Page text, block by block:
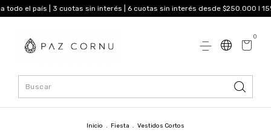
cuotas sin interés | 6 cuotas sin interés desde $250.000 I 15% OFF
0
Inicio . Fiesta . Vestidos Cortos